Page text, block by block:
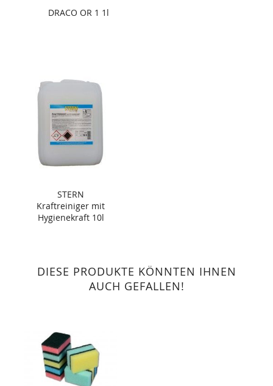
DRACO OR 1 1l
STERN
Kraftreiniger mit
Hygienekraft 10l
DIESE PRODUKTE KÖNNTEN IHNEN
AUCH GEFALLEN!